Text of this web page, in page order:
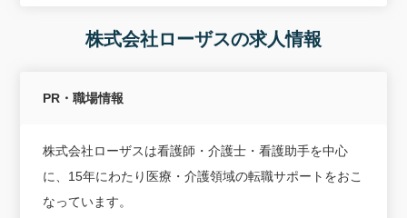
株式会社ローザスの求人情報
PR・職場情報
株式会社ローザスは看護師・介護士・看護助手を中心
に、15年にわたり医療・介護領域の転職サポートをおこ
なっています。